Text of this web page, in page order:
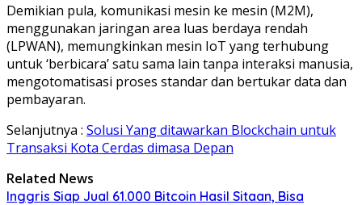
Demikian pula, komunikasi mesin ke mesin (M2M),
menggunakan jaringan area luas berdaya rendah
(LPWAN), memungkinkan mesin IoT yang terhubung
untuk ‘berbicara’ satu sama lain tanpa interaksi manusia,
mengotomatisasi proses standar dan bertukar data dan
pembayaran.
Selanjutnya : Solusi Yang ditawarkan Blockchain untuk
Transaksi Kota Cerdas dimasa Depan
Related News
Inggris Siap Jual 61.000 Bitcoin Hasil Sitaan, Bisa